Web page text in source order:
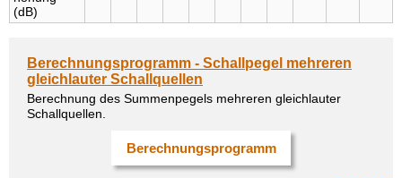
(dB)
Berechnungsprogramm - Schallpegel mehreren
gleichlauter Schallquellen
Berechnung des Summenpegels mehreren gleichlauter
Schallquellen.
Berechnungsprogramm